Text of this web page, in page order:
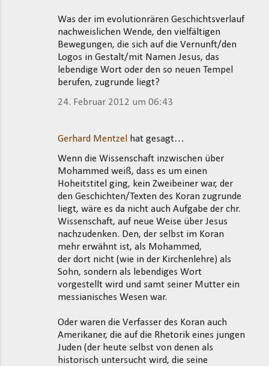
Was der im evolutionrären Geschichtsverlauf
nachweislichen Wende, den vielfältigen
Bewegungen, die sich auf die Vernunft/den
Logos in Gestalt/mit Namen Jesus, das
lebendige Wort oder den so neuen Tempel
berufen, zugrunde liegt?
24. Februar 2012 um 06:43
Gerhard Mentzel
hat gesagt…
Wenn die Wissenschaft inzwischen über
Mohammed weiß, dass es um einen
Hoheitstitel ging, kein Zweibeiner war, der
den Geschichten/Texten des Koran zugrunde
liegt, wäre es da nicht auch Aufgabe der chr.
Wissenschaft, auf neue Weise über Jesus
nachzudenken. Den, der selbst im Koran
mehr erwähnt ist, als Mohammed,
der dort nicht (wie in der Kirchenlehre) als
Sohn, sondern als lebendiges Wort
vorgestellt wird und samt seiner Mutter ein
messianisches Wesen war.
Oder waren die Verfasser des Koran auch
Amerikaner, die auf die Rhetorik eines jungen
Juden (der heute selbst von denen als
historisch untersucht wird, die seine